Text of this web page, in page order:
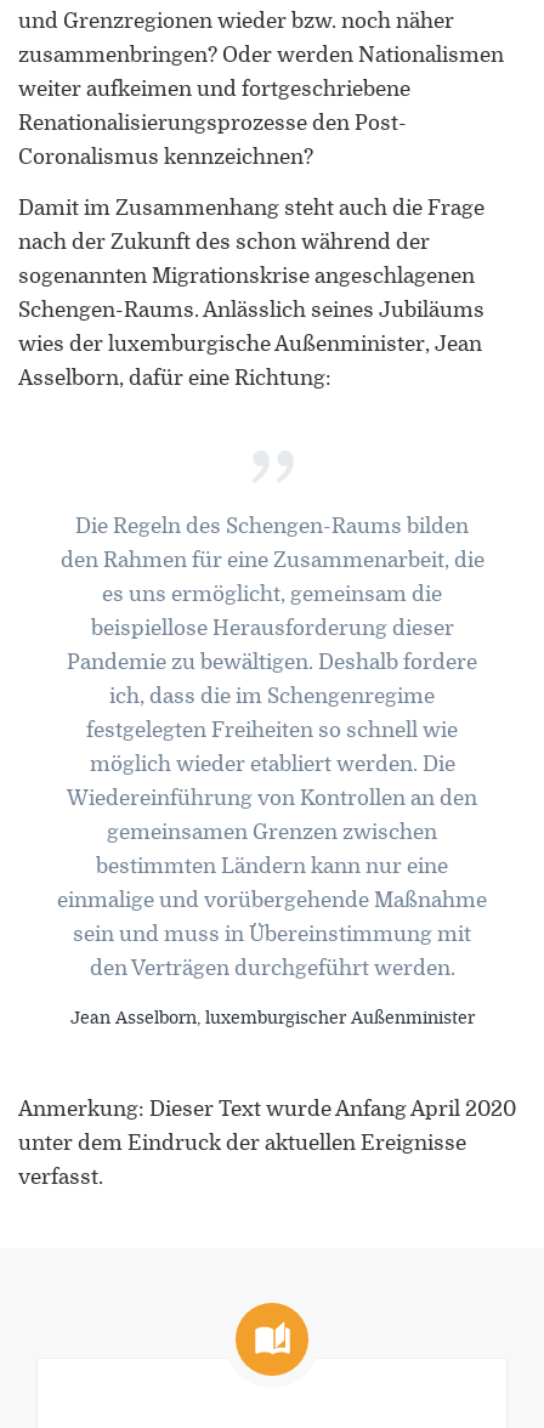
und Grenzregionen wieder bzw. noch näher
zusammenbringen? Oder werden Nationalismen
weiter aufkeimen und fortgeschriebene
Renationalisierungsprozesse den Post-
Coronalismus kennzeichnen?
Damit im Zusammenhang steht auch die Frage
nach der Zukunft des schon während der
sogenannten Migrationskrise angeschlagenen
Schengen-Raums. Anlässlich seines Jubiläums
wies der luxemburgische Außenminister, Jean
Asselborn, dafür eine Richtung:
”
Die Regeln des Schengen-Raums bilden
den Rahmen für eine Zusammenarbeit, die
es uns ermöglicht, gemeinsam die
beispiellose Herausforderung dieser
Pandemie zu bewältigen. Deshalb fordere
ich, dass die im Schengenregime
festgelegten Freiheiten so schnell wie
möglich wieder etabliert werden. Die
Wiedereinführung von Kontrollen an den
gemeinsamen Grenzen zwischen
bestimmten Ländern kann nur eine
einmalige und vorübergehende Maßnahme
sein und muss in Übereinstimmung mit
den Verträgen durchgeführt werden.
Jean Asselborn, luxemburgischer Außenminister
Anmerkung: Dieser Text wurde Anfang April 2020
unter dem Eindruck der aktuellen Ereignisse
verfasst.